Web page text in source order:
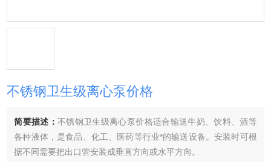
不锈钢卫生级离心泵价格
简要描述： 不锈钢卫生级离心泵价格适合输送牛奶、饮料、酒等
各种液体，是食品、化工、医药等行业*的输送设备。安装时可根
据不同需要把出口管安装成垂直方向或水平方向。